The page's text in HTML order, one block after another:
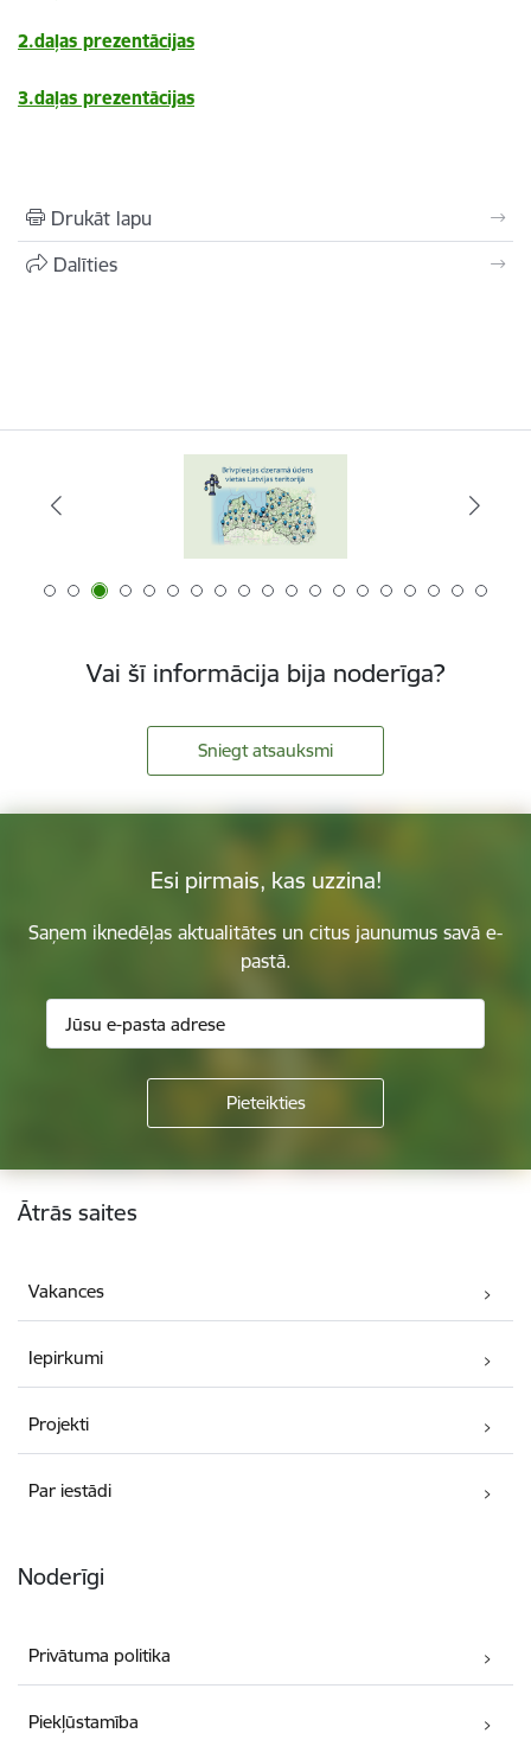
2.daļas prezentācijas
3.daļas prezentācijas
Drukāt lapu
Dalīties
Vai šī informācija bija noderīga?
Sniegt atsauksmi
Esi pirmais, kas uzzina!
Saņem iknedēļas aktualitātes un citus jaunumus savā e-
pastā.
Kājene
Ātrās saites
Vakances
Iepirkumi
Projekti
Par iestādi
Noderīgi
Privātuma politika
Piekļūstamība